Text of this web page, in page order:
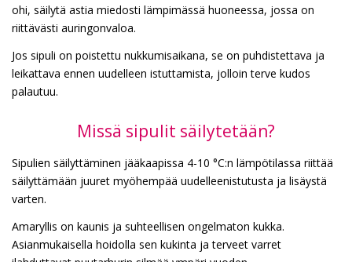
ohi, säilytä astia miedosti lämpimässä huoneessa, jossa on
riittävästi auringonvaloa.
Jos sipuli on poistettu nukkumisaikana, se on puhdistettava ja
leikattava ennen uudelleen istuttamista, jolloin terve kudos
palautuu.
Missä sipulit säilytetään?
Sipulien säilyttäminen jääkaapissa 4-10 °C:n lämpötilassa riittää
säilyttämään juuret myöhempää uudelleenistutusta ja lisäystä
varten.
Amaryllis on kaunis ja suhteellisen ongelmaton kukka.
Asianmukaisella hoidolla sen kukinta ja terveet varret